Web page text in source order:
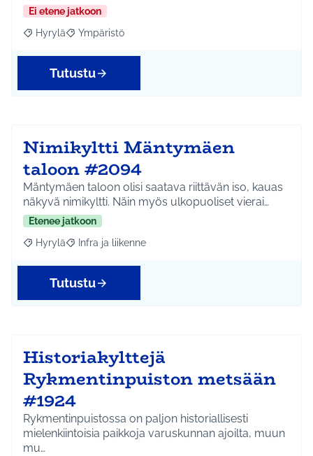
Ei etene jatkoon
Rajaa tulokset aihepiirin mukaan: Hyrylä
Hyrylä Rajaa tulokset teeman mukaan: Ympäristö
Ympäristö
Tutustu
Nimikyltti Mäntymäen
taloon #2094
Mäntymäen taloon olisi saatava riittävän iso, kauas
näkyvä nimikyltti. Näin myös ulkopuoliset vierai…
Etenee jatkoon
Rajaa tulokset aihepiirin mukaan: Hyrylä
Hyrylä Rajaa tulokset teeman mukaan: Infra ja liikenne
Infra ja liikenne
Tutustu
Historiakylttejä
Rykmentinpuiston metsään
#1924
Rykmentinpuistossa on paljon historiallisesti
mielenkiintoisia paikkoja varuskunnan ajoilta, muun
mu…